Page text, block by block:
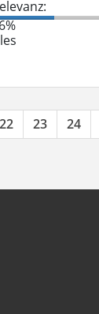
22 23 24